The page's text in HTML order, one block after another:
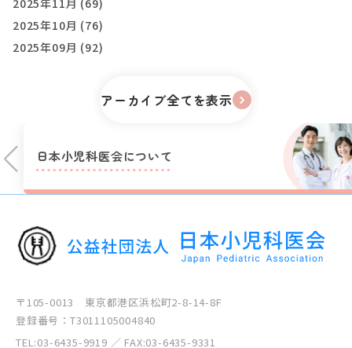
2025年11月 (69)
2025年10月 (76)
2025年09月 (92)
アーカイブ全てを表示
日本小児科医会について
〒105-0013 東京都港区浜松町2-8-14-8F
登録番号：T3011105004840
TEL:03-6435-9919 ／ FAX:03-6435-9331